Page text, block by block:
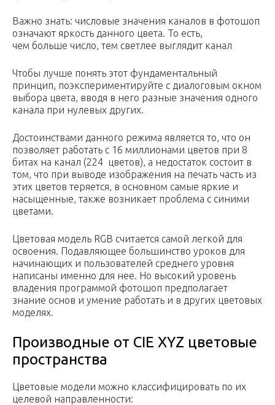
Важно знать: числовые значения каналов в фотошоп
означают яркость данного цвета. То есть,
чем больше число, тем светлее выглядит канал
Чтобы лучше понять этот фундаментальный
принцип, поэкспериментируйте с диалоговым окном
выбора цвета, вводя в него разные значения одного
канала при нулевых других.
Достоинствами данного режима является то, что он
позволяет работать с 16 миллионами цветов при 8
битах на канал (224 цветов), а недостаток состоит в
том, что при выводе изображения на печать часть из
этих цветов теряется, в основном самые яркие и
насыщенные, также возникает проблема с синими
цветами.
Цветовая модель RGB считается самой легкой для
освоения. Подавляющее большинство уроков для
начинающих и пользователей среднего уровня
написаны именно для нее. Но высокий уровень
владения программой фотошоп предполагает
знание основ и умение работать и в других цветовых
моделях.
Производные от CIE XYZ цветовые
пространства
Цветовые модели можно классифицировать по их
целевой направленности: